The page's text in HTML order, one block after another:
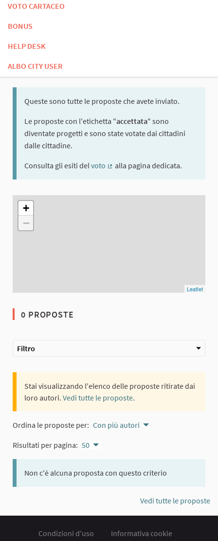
VOTO CARTACEO
BONUS
HELP DESK
ALBO CITY USER
Queste sono tutte le proposte che avete inviato.
Le proposte con l'etichetta "accettata" sono
diventate progetti e sono state votate dai cittadini
dalle cittadine.
Consulta gli esiti delvoto
alla pagina dedicata.
L'elemento seguente è una mappa che presenta gli
+
−
Leaflet
0 PROPOSTE
Filtro
Stai visualizzando l'elenco delle proposte ritirate dai
loro autori. Vedi tutte le proposte.
Ordina le proposte per: Con più autori
Risultati per pagina: 50
Non c'è alcuna proposta con questo criterio
Vedi tutte le proposte
Condizioni d'uso
Informativa cookie